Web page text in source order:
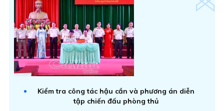
Kiểm tra công tác hậu cần và phương án diễn
tập chiến đấu phòng thủ